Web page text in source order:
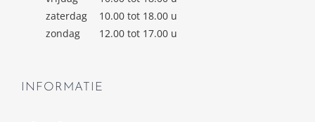
zaterdag
10.00 tot 18.00 u
zondag
12.00 tot 17.00 u
INFORMATIE